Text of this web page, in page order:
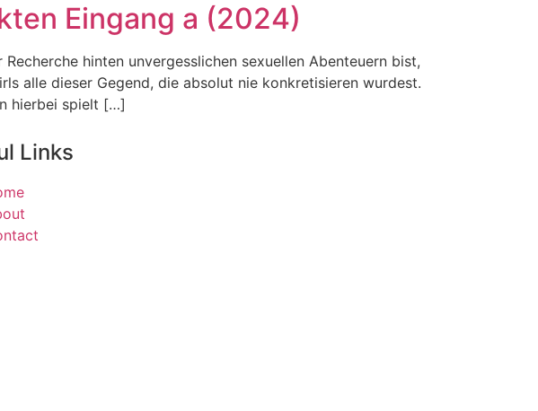
Eingang a (2024)
hinten unvergesslichen sexuellen Abenteuern bist,
alle dieser Gegend, die absolut nie konkretisieren wurdest.
hierbei spielt […]
Links